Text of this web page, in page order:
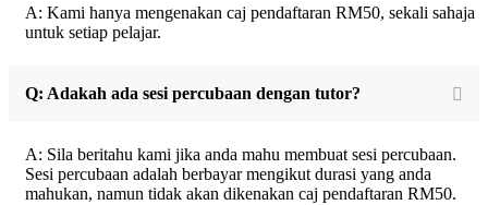
A: Kami hanya mengenakan caj pendaftaran RM50, sekali sahaja
untuk setiap pelajar.
Q: Adakah ada sesi percubaan dengan tutor?
A: Sila beritahu kami jika anda mahu membuat sesi percubaan.
Sesi percubaan adalah berbayar mengikut durasi yang anda
mahukan, namun tidak akan dikenakan caj pendaftaran RM50.